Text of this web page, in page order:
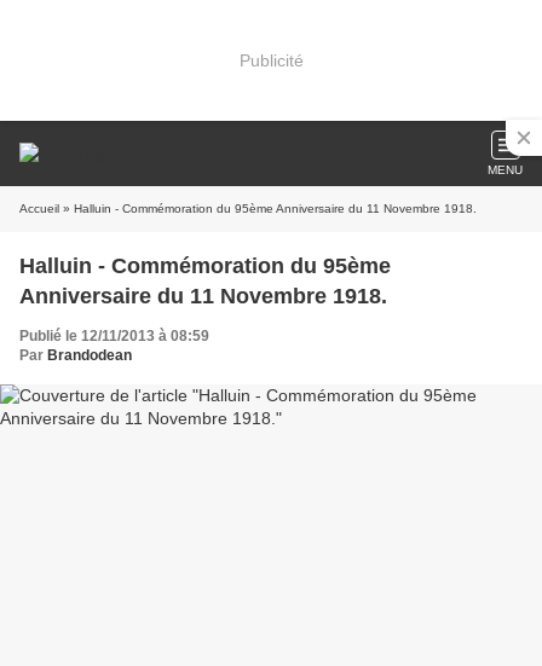
Publicité
MENU
Accueil » Halluin - Commémoration du 95ème Anniversaire du 11 Novembre 1918.
Halluin - Commémoration du 95ème
Anniversaire du 11 Novembre 1918.
Publié le 12/11/2013 à 08:59
Par Brandodean